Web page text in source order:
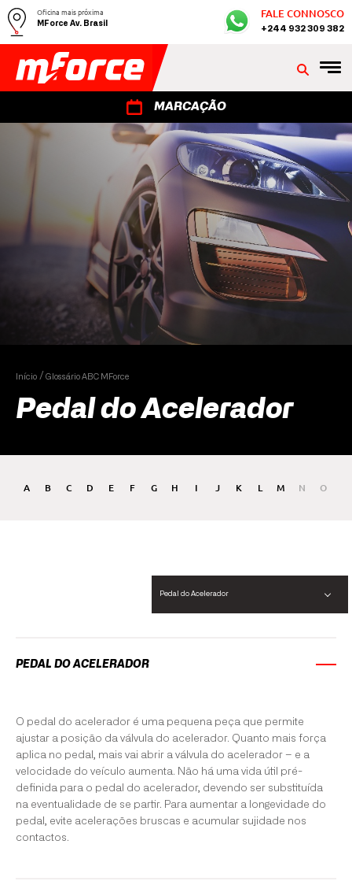
Oficina mais próxima
MForce Av. Brasil
FALE CONNOSCO
+244 932 309 382
MARCAÇÃO
Início Glossário ABC MForce
Pedal do Acelerador
A B C D E F G H I J K L M N O
Pedal do Acelerador
PEDAL DO ACELERADOR
O pedal do acelerador é uma pequena peça que permite
ajustar a posição da válvula do acelerador. Quanto mais força
aplica no pedal, mais vai abrir a válvula do acelerador – e a
velocidade do veículo aumenta. Não há uma vida útil pré-
definida para o pedal do acelerador, devendo ser substituída
na eventualidade de se partir. Para aumentar a longevidade do
pedal, evite acelerações bruscas e acumular sujidade nos
contactos.